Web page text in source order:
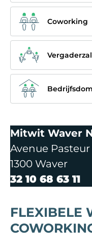
Coworking
Mitwit Waver
Avenue Pasteur
1300 Waver
32 10 68 63 11
FLEXIBELE